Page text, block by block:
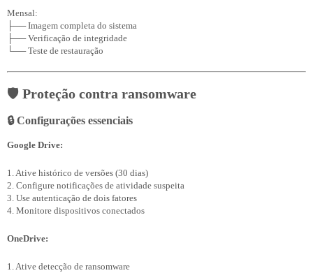
Mensal:
├── Imagem completa do sistema
├── Verificação de integridade
🛡️ Proteção contra ransomware
🔒 Configurações essenciais
Google Drive:
1. Ative histórico de versões (30 dias)
2. Configure notificações de atividade suspeita
3. Use autenticação de dois fatores
OneDrive:
1. Ative detecção de ransomware